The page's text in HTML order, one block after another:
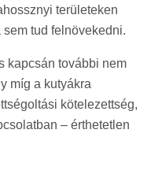
területeken
tud felnövekedni.
kapcsán további nem
míg a kutyákra
kötelezettség,
– érthetetlen